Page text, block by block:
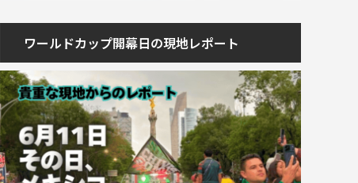
ワールドカップ開幕日の現地レポート